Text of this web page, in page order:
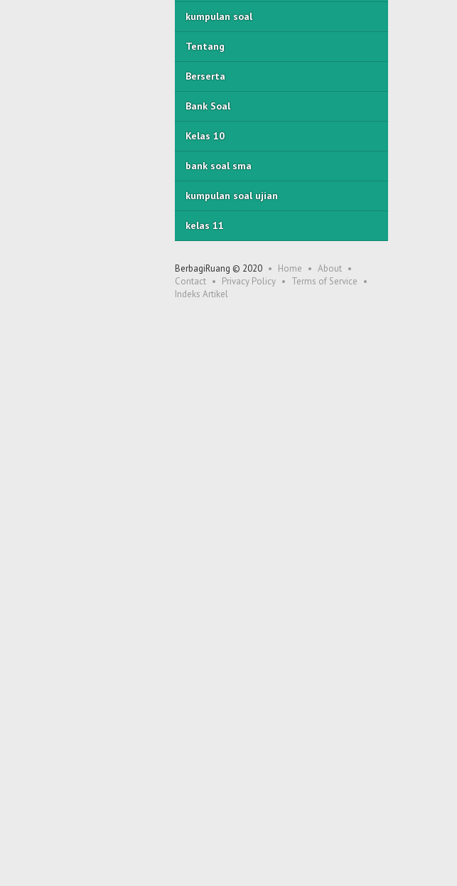
kumpulan soal
Tentang
Berserta
Bank Soal
Kelas 10
bank soal sma
kumpulan soal ujian
kelas 11
BerbagiRuang © 2020 Home
About
Contact
Privacy Policy
Terms of Service
Indeks Artikel